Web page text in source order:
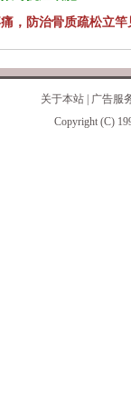
，防治骨质疏松立竿
关于本站
广告服
Copyright (C)